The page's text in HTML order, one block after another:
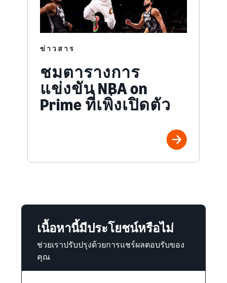
ข่าวสาร
ชมตารางการ
แข่งขัน NBA on
Prime ที่เพิ่งเปิดตัว
เนื้อหานี้มีประโยชน์หรือไม่
ช่วยเราปรับปรุงด้วยการแชร์ผลตอบรับของ
คุณ